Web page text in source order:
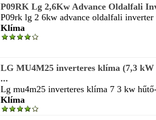
P09RK Lg 2,6Kw Advance Oldalfali
P09rk lg 2 6kw advance oldalfali
Klíma
LG MU4M25 inverteres klíma (7,3
...
Lg mu4m25 inverteres klíma 7 3 kw
Klíma